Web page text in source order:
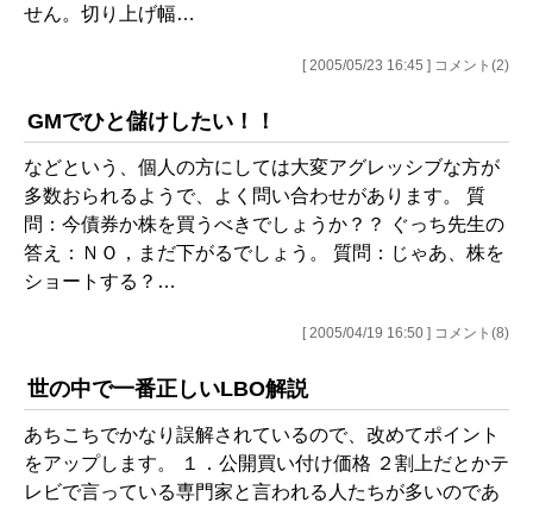
せん。切り上げ幅…
[ 2005/05/23 16:45 ] コメント(2)
GMでひと儲けしたい！！
などという、個人の方にしては大変アグレッシブな方が
多数おられるようで、よく問い合わせがあります。 質
問：今債券か株を買うべきでしょうか？？ ぐっち先生の
答え：ＮＯ，まだ下がるでしょう。 質問：じゃあ、株を
ショートする？…
[ 2005/04/19 16:50 ] コメント(8)
世の中で一番正しいLBO解説
あちこちでかなり誤解されているので、改めてポイント
をアップします。 １．公開買い付け価格 ２割上だとかテ
レビで言っている専門家と言われる人たちが多いのであ